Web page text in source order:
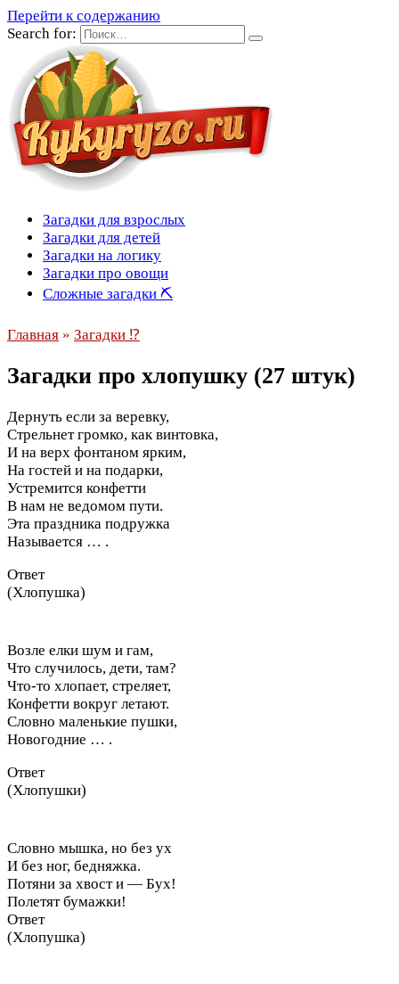
Перейти к содержанию
Search for:
Загадки для взрослых
Загадки для детей
Загадки на логику
Загадки про овощи
Сложные загадки ⛏
Главная » Загадки ⁉
Загадки про хлопушку (27 штук)
Дернуть если за веревку,
Стрельнет громко, как винтовка,
И на верх фонтаном ярким,
На гостей и на подарки,
Устремится конфетти
В нам не ведомом пути.
Эта праздника подружка
Называется … .
Ответ
(Хлопушка)
Возле елки шум и гам,
Что случилось, дети, там?
Что-то хлопает, стреляет,
Конфетти вокруг летают.
Словно маленькие пушки,
Новогодние … .
Ответ
(Хлопушки)
Словно мышка, но без ух
И без ног, бедняжка.
Потяни за хвост и — Бух!
Полетят бумажки!
Ответ
(Хлопушка)